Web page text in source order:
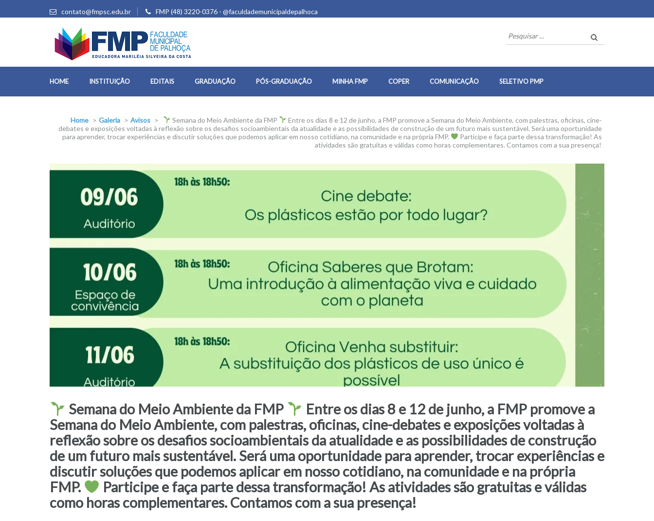
contato@fmpsc.edu.br FMP (48) 3220-0376 - @faculdademunicipaldepalhoca
Pesquisar
por:
HOME INSTITUIÇÃO EDITAIS GRADUAÇÃO PÓS-GRADUAÇÃO MINHA FMP COPER COMUNICAÇÃO SELETIVO PMP
Home > Galeria > Avisos > Semana do Meio Ambiente da FMP
Entre os dias 8 e 12 de junho, a FMP promove a Semana do Meio Ambiente, com palestras, oficinas, cine-
debates e exposições voltadas à reflexão sobre os desafios socioambientais da atualidade e as possibilidades de construção de um futuro mais sustentável. Será uma oportunidade
para aprender, trocar experiências e discutir soluções que podemos aplicar em nosso cotidiano, na comunidade e na própria FMP.
Participe e faça parte dessa transformação! As
atividades são gratuitas e válidas como horas complementares. Contamos com a sua presença!
Semana do Meio Ambiente da FMP
Entre os dias 8 e 12 de junho, a FMP promove a
Semana do Meio Ambiente, com palestras, oficinas, cine-debates e exposições voltadas à
reflexão sobre os desafios socioambientais da atualidade e as possibilidades de construção
de um futuro mais sustentável. Será uma oportunidade para aprender, trocar experiências e
discutir soluções que podemos aplicar em nosso cotidiano, na comunidade e na própria
FMP.
Participe e faça parte dessa transformação! As atividades são gratuitas e válidas
como horas complementares. Contamos com a sua presença!